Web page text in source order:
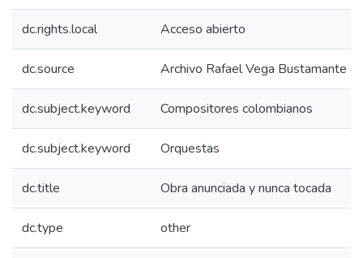
dc.rights.local Acceso abierto
dc.source Archivo Rafael Vega Bustamante
dc.subject.keyword Compositores colombianos
dc.subject.keyword Orquestas
dc.title Obra anunciada y nunca tocada
dc.type other